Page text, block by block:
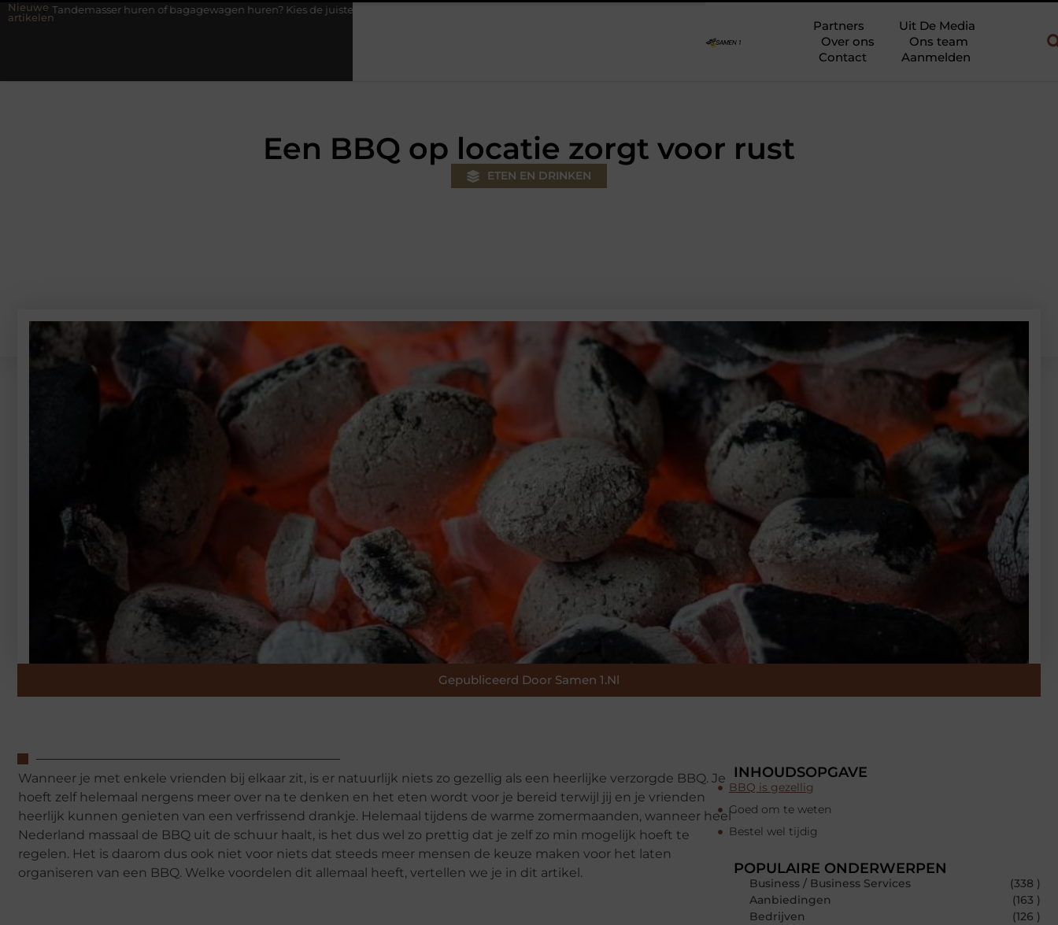
Nieuwe
artikelen
huren of bagagewagen huren? Kies de juiste aanhanger voor jouw klus
Partners
Uit De Media
Over ons
Ons team
Contact
Aanmelden
Een BBQ op locatie zorgt voor rust
ETEN EN DRINKEN
Gepubliceerd Door Samen 1.nl
Wanneer je met enkele vrienden bij elkaar zit, is er natuurlijk niets zo gezellig als een heerlijke verzorgde BBQ. Je
hoeft zelf helemaal nergens meer over na te denken en het eten wordt voor je bereid terwijl jij en je vrienden
heerlijk kunnen genieten van een verfrissend drankje. Helemaal tijdens de warme zomermaanden, wanneer heel
Nederland massaal de BBQ uit de schuur haalt, is het dus wel zo prettig dat je zelf zo min mogelijk hoeft te
regelen. Het is daarom dus ook niet voor niets dat steeds meer mensen de keuze maken voor het laten
organiseren van een BBQ. Welke voordelen dit allemaal heeft, vertellen we je in dit artikel.
INHOUDSOPGAVE
BBQ is gezellig
Goed om te weten
Bestel wel tijdig
POPULAIRE ONDERWERPEN
Business / Business Services
(338 )
Aanbiedingen
(163 )
Bedrijven
(126 )